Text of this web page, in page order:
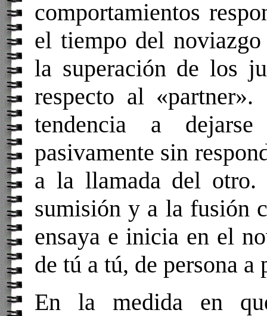
comportamientos
el tiempo del
la superación de los
respecto al
tendencia a
pasivamente sin
a la llamada del otro.
sumisión y a la fusión
ensaya e inicia en el
de tú a tú, de persona
En la medida en